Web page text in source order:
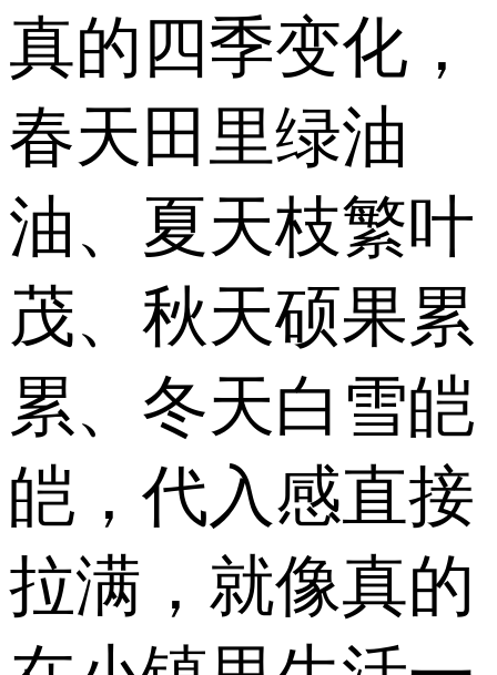
真的四季变化，
春天田里绿油
油、夏天枝繁叶
茂、秋天硕果累
累、冬天白雪皑
皑，代入感直接
拉满，就像真的